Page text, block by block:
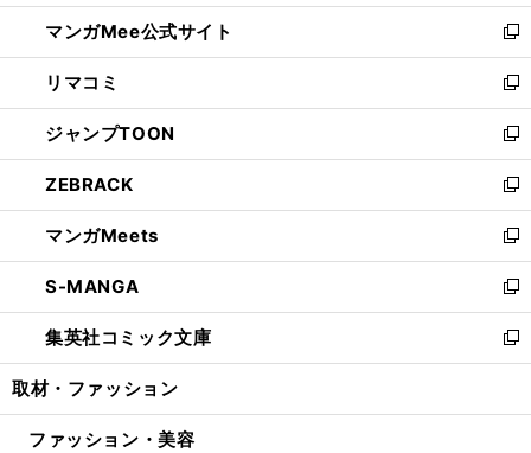
開
く
ン
ド
ウ
で
開
く
ウ
ィ
ン
ド
ウ
で
開
く
し
い
ウ
ィ
ン
ド
ウ
で
開
く
マンガMee公式サイト
新
し
い
ウ
ィ
ン
ド
ウ
で
開
く
リマコミ
新
し
い
ウ
ィ
ン
ド
ウ
で
開
く
ジャンプTOON
新
し
い
ウ
ィ
ン
ド
ウ
で
開
ZEBRACK
新
し
い
ウ
ィ
ン
ド
ウ
開
マンガMeets
新
し
い
ウ
ィ
ン
ウ
S-MANGA
新
し
い
ウ
ン
集英社コミック文庫
新
し
ウ
取材・ファッション
ファッション・美容